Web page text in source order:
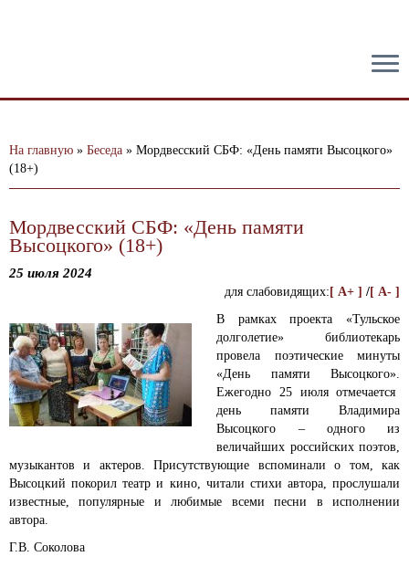
На главную » Беседа » Мордвесский СБФ: «День памяти Высоцкого»
(18+)
Мордвесский СБФ: «День памяти
Высоцкого» (18+)
25 июля 2024
для слабовидящих: [ A+ ] /[ A- ]
В рамках проекта «Тульское
долголетие» библиотекарь
провела поэтические минуты
«День памяти Высоцкого».
Ежегодно 25 июля отмечается
день памяти Владимира
Высоцкого – одного из
величайших российских поэтов,
музыкантов и актеров. Присутствующие вспоминали о том, как
Высоцкий покорил театр и кино, читали стихи автора, прослушали
известные, популярные и любимые всеми песни в исполнении
автора.
Г.В. Соколова